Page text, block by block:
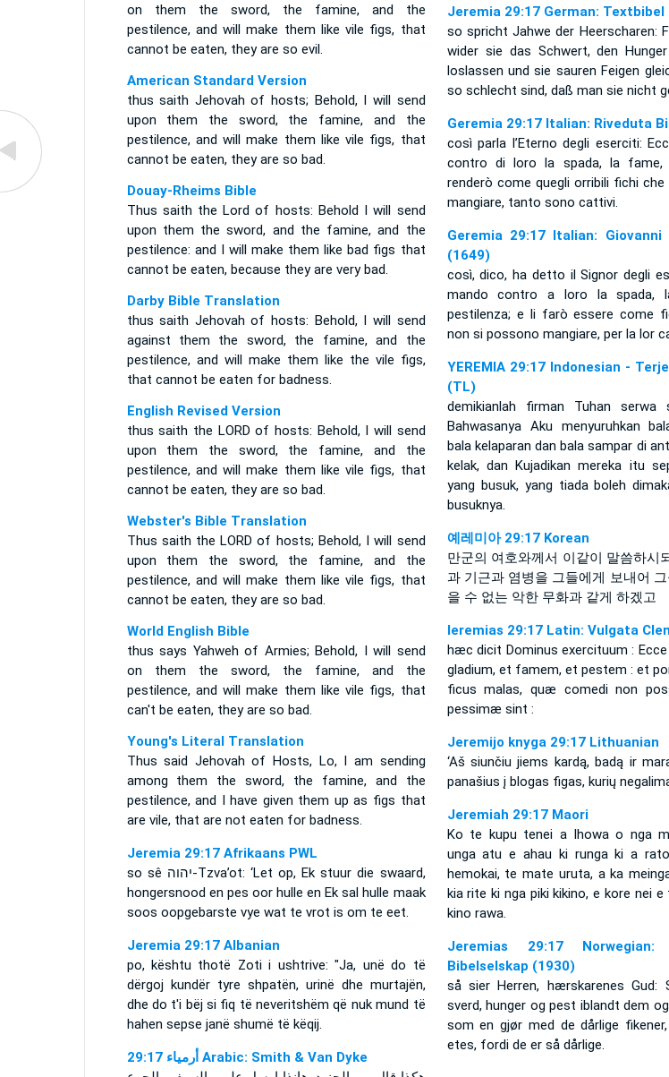
on them the sword, the famine, and the
pestilence, and will make them like vile figs, that
cannot be eaten, they are so evil.
American Standard Version
thus saith Jehovah of hosts; Behold, I will send
upon them the sword, the famine, and the
pestilence, and will make them like vile figs, that
cannot be eaten, they are so bad.
Douay-Rheims Bible
Thus saith the Lord of hosts: Behold I will send
upon them the sword, and the famine, and the
pestilence: and I will make them like bad figs that
cannot be eaten, because they are very bad.
Darby Bible Translation
thus saith Jehovah of hosts: Behold, I will send
against them the sword, the famine, and the
pestilence, and will make them like the vile figs,
that cannot be eaten for badness.
English Revised Version
thus saith the LORD of hosts: Behold, I will send
upon them the sword, the famine, and the
pestilence, and will make them like vile figs, that
cannot be eaten, they are so bad.
Webster's Bible Translation
Thus saith the LORD of hosts; Behold, I will send
upon them the sword, the famine, and the
pestilence, and will make them like vile figs, that
cannot be eaten, they are so bad.
World English Bible
thus says Yahweh of Armies; Behold, I will send
on them the sword, the famine, and the
pestilence, and will make them like vile figs, that
can't be eaten, they are so bad.
Young's Literal Translation
Thus said Jehovah of Hosts, Lo, I am sending
among them the sword, the famine, and the
pestilence, and I have given them up as figs that
are vile, that are not eaten for badness.
Jeremia 29:17 Afrikaans PWL
so sê יהוה-Tzva’ot: ‘Let op, Ek stuur die swaard,
hongersnood en pes oor hulle en Ek sal hulle maak
soos oopgebarste vye wat te vrot is om te eet.
Jeremia 29:17 Albanian
po, kështu thotë Zoti i ushtrive: "Ja, unë do të
dërgoj kundër tyre shpatën, urinë dhe murtajën,
dhe do t'i bëj si fiq të neveritshëm që nuk mund të
hahen sepse janë shumë të këqij.
ﺃﺭﻣﻴﺎء 29:17 Arabic: Smith & Van Dyke
Jeremia 29:17 German: Textbibel
so spricht Jahwe der Heerscharen:
wider sie das Schwert, den
loslassen und sie sauren Feigen
so schlecht sind, daß man sie nicht
Geremia 29:17 Italian: Riveduta
così parla l’Eterno degli eserciti:
contro di loro la spada, la
renderò come quegli orribili fichi
mangiare, tanto sono cattivi.
Geremia 29:17 Italian: Giovanni
(1649)
così, dico, ha detto il Signor degli
mando contro a loro la spada,
pestilenza; e li farò essere come
non si possono mangiare, per la lor
YEREMIA 29:17 Indonesian -
(TL)
demikianlah firman Tuhan serwa
Bahwasanya Aku menyuruhkan
bala kelaparan dan bala sampar di
kelak, dan Kujadikan mereka itu
yang busuk, yang tiada boleh
busuknya.
예레미아 29:17 Korean
만군의 여호와께서 이같이 말씀하시
과 기근과 염병을 그들에게 보내어
을 수 없는 악한 무화과 같게 하겠고
Ieremias 29:17 Latin: Vulgata
hæc dicit Dominus exercituum :
gladium, et famem, et pestem : et
ficus malas, quæ comedi non
pessimæ sint :
Jeremijo knyga 29:17 Lithuanian
‘Aš siunčiu jiems kardą, badą ir
panašius į blogas figas, kurių
Jeremiah 29:17 Maori
Ko te kupu tenei a Ihowa o nga
unga atu e ahau ki runga ki a
hemokai, te mate uruta, a ka
kia rite ki nga piki kikino, e kore nei
kino rawa.
Jeremias 29:17
Bibelselskap (1930)
så sier Herren, hærskarenes Gud:
sverd, hunger og pest iblandt dem
som en gjør med de dårlige
etes, fordi de er så dårlige.